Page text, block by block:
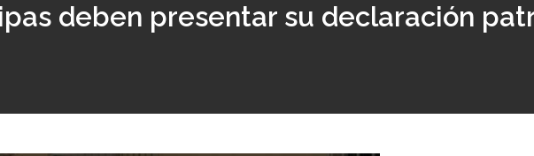
deben presentar su declaración